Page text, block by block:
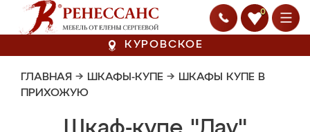
0
КУРОВСКОЕ
ГЛАВНАЯ → ШКАФЫ-КУПЕ → ШКАФЫ КУПЕ В
ПРИХОЖУЮ